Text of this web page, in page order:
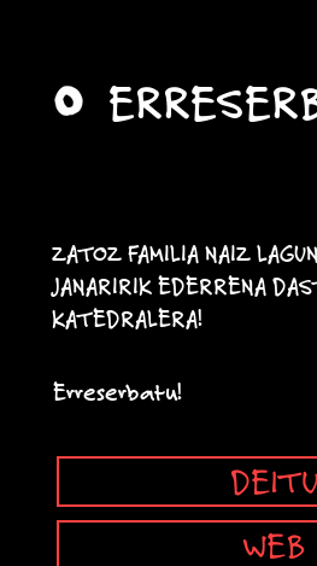
ZATOZ FAMILIA NAIZ
JANARIRIK EDERRENA
KATEDRALERA!
Erreserbatu!
DEITU
WEB